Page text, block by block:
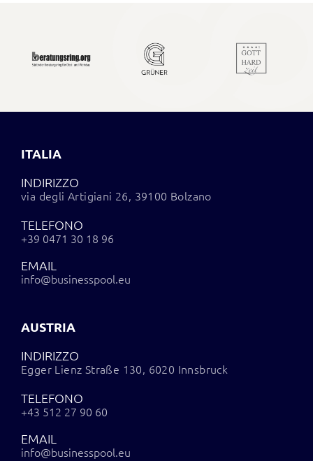
ITALIA
INDIRIZZO
via degli Artigiani 26, 39100 Bolzano
TELEFONO
+39 0471 30 18 96
EMAIL
info@businesspool.eu
AUSTRIA
INDIRIZZO
Egger Lienz Straße 130, 6020 Innsbruck
TELEFONO
+43 512 27 90 60
EMAIL
info@businesspool.eu